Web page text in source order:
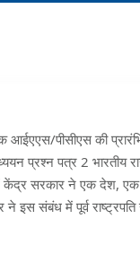
आईएएस/पीसीएस की
प्रश्न पत्र 2 भारतीय
केंद्र सरकार ने एक देश,
इस संबंध में पूर्व राष्ट्रपति